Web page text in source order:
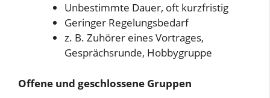
Unbestimmte Dauer, oft kurzfristig
Geringer Regelungsbedarf
z. B. Zuhörer eines Vortrages,
Gesprächsrunde, Hobbygruppe
Offene und geschlossene Gruppen